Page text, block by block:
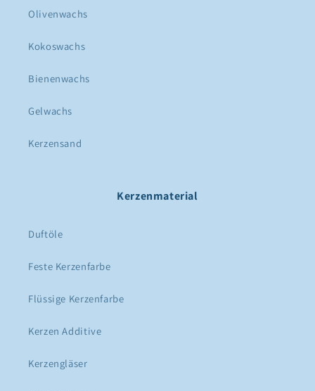
Olivenwachs
Kokoswachs
Bienenwachs
Gelwachs
Kerzensand
Kerzenmaterial
Duftöle
Feste Kerzenfarbe
Flüssige Kerzenfarbe
Kerzen Additive
Kerzengläser